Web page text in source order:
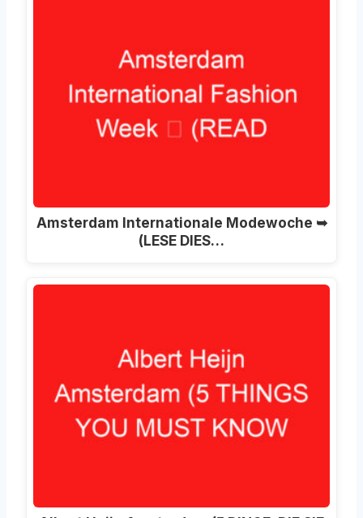
Amsterdam Internationale Modewoche ➥
(LESE DIES…